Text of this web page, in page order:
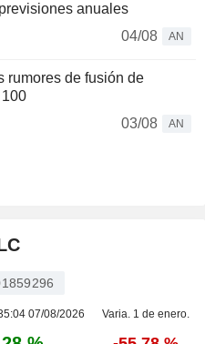
anuales
04/08
AN
rumores de fusión de
03/08
AN
07/08/2026 Varia. 1 de enero.